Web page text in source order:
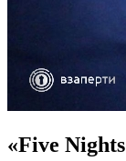
«Five